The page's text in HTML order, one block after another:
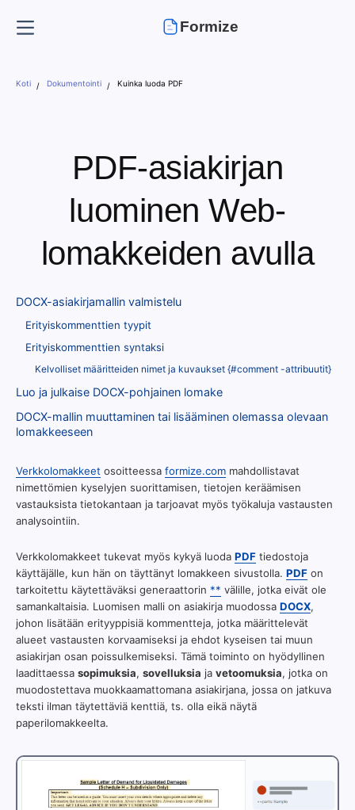
Formize
Koti Dokumentointi Kuinka luoda PDF
PDF-asiakirjan
luominen Web-
lomakkeiden avulla
DOCX-asiakirjamallin valmistelu
Erityiskommenttien tyypit
Erityiskommenttien syntaksi
Kelvolliset määritteiden nimet ja kuvaukset {#comment -attribuutit}
Luo ja julkaise DOCX-pohjainen lomake
DOCX-mallin muuttaminen tai lisääminen olemassa olevaan
lomakkeeseen
Verkkolomakkeet osoitteessa formize.com mahdollistavat
nimettömien kyselyjen suorittamisen, tietojen keräämisen
vastauksista tietokantaan ja tarjoavat myös työkaluja vastausten
analysointiin.
Verkkolomakkeet tukevat myös kykyä luoda PDF tiedostoja
käyttäjälle, kun hän on täyttänyt lomakkeen sivustolla. PDF on
tarkoitettu käytettäväksi generaattorin ** välille, jotka eivät ole
samankaltaisia. Luomisen malli on asiakirja muodossa DOCX,
johon lisätään erityyppisiä kommentteja, jotka määrittelevät
alueet vastausten korvaamiseksi ja ehdot kyseisen tai muun
asiakirjan osan poissulkemiseksi. Tämä toiminto on hyödyllinen
laadittaessa sopimuksia, sovelluksia ja vetoomuksia, jotka on
muodostettava muokkaamattomana asiakirjana, jossa on jatkuva
teksti ilman täytettäviä kenttiä, ts. olla eikä näytä
paperilomakkeelta.